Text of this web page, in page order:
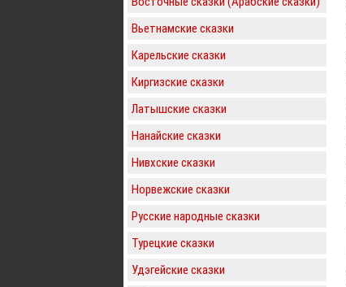
Вьетнамские сказки
Карельские сказки
Киргизские сказки
Латышские сказки
Нанайские сказки
Нивхские сказки
Норвежские сказки
Русские народные сказки
Турецкие сказки
Удэгейские сказки